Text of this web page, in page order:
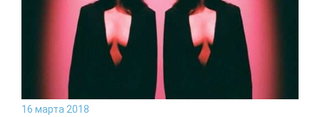
16 марта 2018